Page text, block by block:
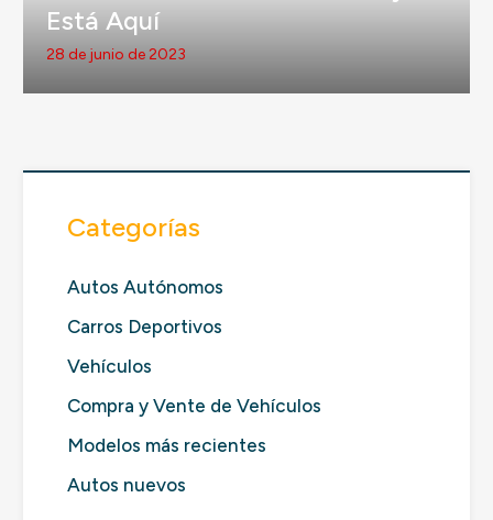
Está Aquí
28 de junio de 2023
Categorías
Autos Autónomos
Carros Deportivos
Vehículos
Compra y Vente de Vehículos
Modelos más recientes
Autos nuevos